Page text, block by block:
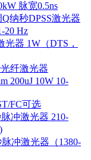
脉宽0.5ns
纳秒DPSS激光器
20 Hz
光器 1W（DTS，
纤激光器
200uJ 10W 10-
FC可选
冲激光器 210-
冲激光器（1380-